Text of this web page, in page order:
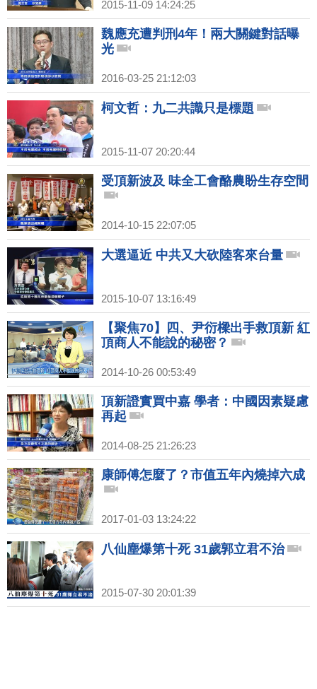
2015-11-09 14:24:25
魏應充遭判刑4年！兩大關鍵對話曝
光
2016-03-25 21:12:03
柯文哲：九二共識只是標題
2015-11-07 20:20:44
受頂新波及 味全工會酪農盼生存空間
2014-10-15 22:07:05
大選逼近 中共又大砍陸客來台量
2015-10-07 13:16:49
【聚焦70】四、尹衍樑出手救頂新 紅
頂商人不能說的秘密？
2014-10-26 00:53:49
頂新證實買中嘉 學者：中國因素疑慮
再起
2014-08-25 21:26:23
康師傅怎麼了？市值五年內燒掉六成
2017-01-03 13:24:22
八仙塵爆第十死 31歲郭立君不治
2015-07-30 20:01:39